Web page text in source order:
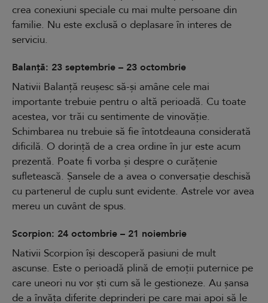
crea conexiuni speciale cu mai multe persoane din
familie. Nu este exclusă o deplasare în interes de
serviciu.
Balanță: 23 septembrie – 23 octombrie
Nativii Balanță reușesc să-și amâne cele mai
importante trebuie pentru o altă perioadă. Cu toate
acestea, vor trăi cu sentimente de vinovăție.
Schimbarea nu trebuie să fie întotdeauna considerată
dificilă. O dorință de a crea ordine în jur este acum
prezentă. Poate fi vorba și despre o curățenie
sufletească. Șansele de a avea o conversație deschisă
cu partenerul de cuplu sunt evidente. Astrele vor avea
mereu un cuvânt de spus.
Scorpion: 24 octombrie – 21 noiembrie
Nativii Scorpion își descoperă pasiuni de mult
ascunse. Este o perioadă plină de emoții puternice pe
care uneori nu vor ști cum să le gestioneze. Au șansa
de a învăța diferite deprinderi pe care mai apoi să le